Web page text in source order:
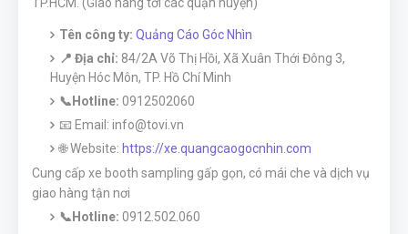
Tên công ty: Quảng Cáo Góc Nhìn
📍 Địa chỉ: 84/2A Võ Thị Hồi, Xã Xuân Thới Đông 3,
Huyện Hóc Môn, TP. Hồ Chí Minh
📞Hotline: 0912502060
📧 Email: info@tovi.vn
🌐 Website: https://xe.quangcaogocnhin.com
Cung cấp xe booth sampling gấp gọn, có mái che và dịch vụ
giao hàng tận nơi
📞Hotline: 0912.502.060